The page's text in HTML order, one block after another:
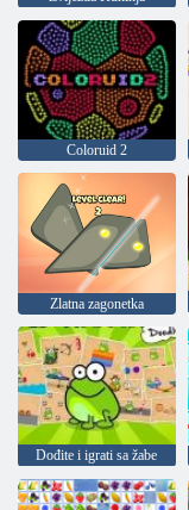
Coloruid 2
Zlatna zagonetka
Dođite i igrati sa žabe